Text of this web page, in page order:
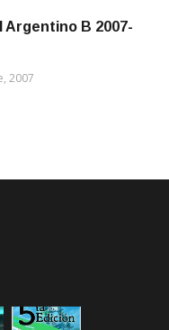
Argentino B 2007-
2007